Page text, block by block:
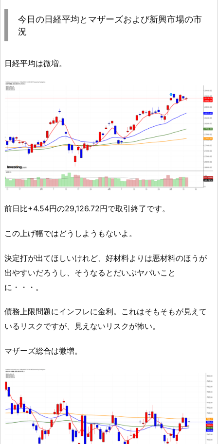
今日の日経平均とマザーズおよび新興市場の市
況
日経平均は微増。
前日比+4.54円の29,126.72円で取引終了です。
この上げ幅ではどうしようもないよ。
決定打が出てほしいけれど、好材料よりは悪材料のほうが
出やすいだろうし、そうなるとだいぶヤバいこと
に・・・。
債務上限問題にインフレに金利。これはそもそもが見えて
いるリスクですが、見えないリスクが怖い。
マザーズ総合は微増。